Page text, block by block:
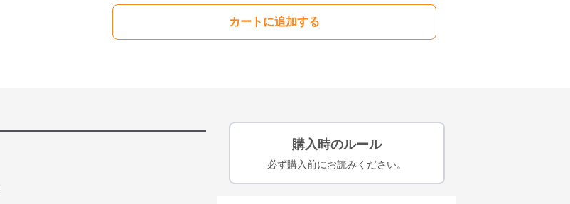
カートに追加する
購入時のルール
必ず購入前にお読みください。